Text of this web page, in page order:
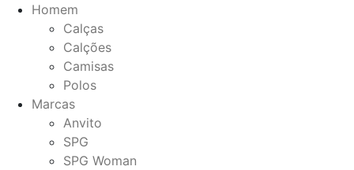
Homem
Calças
Calções
Camisas
Polos
Marcas
Anvito
SPG
SPG Woman